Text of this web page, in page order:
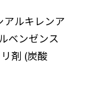
アルキレンア
ベンゼンス
剤 (炭酸